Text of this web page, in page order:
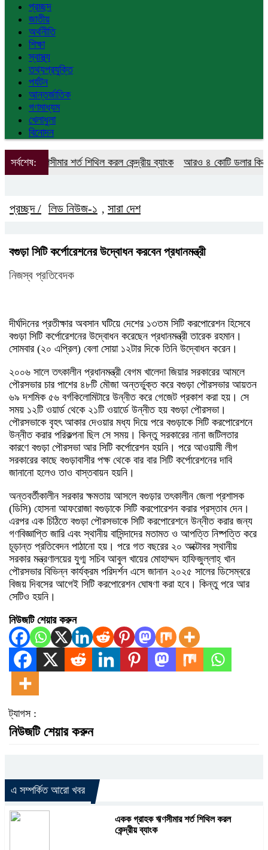
প্রচ্ছদ
জাতীয়
অর্থনীতি
শিক্ষা
স্বাস্থ্য
তথ্যপ্রযুক্তি
পর্যটন
আন্তর্জাতিক
গণমাধ্যম
খেলাধুলা
বিনোদন
সর্বশেষ:
ঋণসীমার শর্ত শিথিল করল কেন্দ্রীয় ব্যাংক আরও ৪ কোটি ডলার কিনলো
প্রচ্ছদ / লিড নিউজ-১ , সারা দেশ
বগুড়া সিটি কর্পোরেশনের উদ্বোধন করবেন প্রধানমন্ত্রী
নিজস্ব প্রতিবেদক
দীর্ঘদিনের প্রতীক্ষার অবসান ঘটিয়ে দেশের ১৩তম সিটি করপোরেশন হিসেবে
বগুড়া সিটি কর্পোরেশনের উদ্বোধন করেছেন প্রধানমন্ত্রী তারেক রহমান।
সোমবার (২০ এপ্রিল) বেলা সোয়া ১২টার দিকে তিনি উদ্বোধন করেন।
২০০৬ সালে তৎকালীন প্রধানমন্ত্রী বেগম খালেদা জিয়ার সরকারের আমলে
পৌরসভার চার পাশের ৪৮টি মৌজা অন্তর্ভুক্ত করে বগুড়া পৌরসভার আয়তন
৬৯ দশমিক ৫৬ বর্গকিলোমিটারে উন্নীত করে গেজেট প্রকাশ করা হয়। সে
সময় ১২টি ওয়ার্ড থেকে ২১টি ওয়ার্ডে উন্নীত হয় বগুড়া পৌরসভা।
পৌরসভাকে বৃহৎ আকার দেওয়ার মধ্য দিয়ে পরে বগুড়াকে সিটি করপোরেশনে
উন্নীত করার পরিকল্পনা ছিল সে সময়। কিন্তু সরকারের নানা জটিলতার
কারণে বগুড়া পৌরসভা আর সিটি কর্পোরেশন হয়নি। পরে আওয়ামী লীগ
সরকারের কাছে বগুড়াবাসীর পক্ষ থেকে বার বার সিটি কর্পোরেশনের দাবি
জানানো হলেও তাও বাস্তবায়ন হয়নি।
অন্তবর্তীকালীন সরকার ক্ষমতায় আসলে বগুড়ার তৎকালীন জেলা প্রশাসক
(ডিসি) হোসনা আফরোজা বগুড়াকে সিটি করপোরেশন করার প্রস্তাব দেন।
এরপর এক চিঠিতে বগুড়া পৌরসভাকে সিটি করপোরেশনে উন্নীত করার জন্য
গণবিজ্ঞাপ্তি জারি এবং স্থানীয় বাসিন্দাদের মতামত ও আপত্তি নিষ্পত্তি করে
চূড়ান্ত প্রতিবেদন পাঠানো হয়। পরে গত বছরের ২০ অক্টোবর স্থানীয়
সরকার মন্ত্রণালয়ের যুগ্ম সচিব আবুল খায়ের মোহাম্মদ হাফিজুল্লাহ্ খান
পৌরসভার বিভিন্ন কার্যক্রম পরিদর্শন এসে জানান ২০২৫ সালের ডিসেম্বরে
বিজয় দিবসের আগেই সিটি করপোরেশন ঘোষণা করা হবে। কিন্তু পরে আর
সেটিও হয়নি।
নিউজটি শেয়ার করুন
ট্যাগস :
নিউজটি শেয়ার করুন
এ সম্পর্কিত আরো খবর
একক গ্রাহক ঋণসীমার শর্ত শিথিল করল
কেন্দ্রীয় ব্যাংক